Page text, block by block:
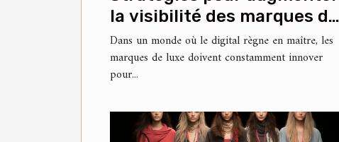
la visibilité des marques de
luxe sur les réseaux
sociaux chinois
Dans un monde où le digital règne en maître, les
marques de luxe doivent constamment innover
pour...